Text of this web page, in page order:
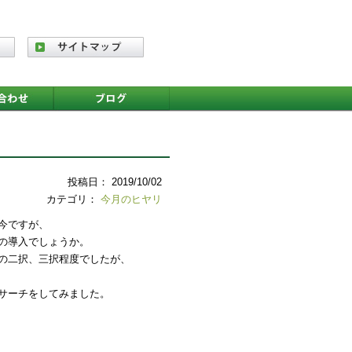
投稿日： 2019/10/02
カテゴリ： 今月のヒヤリ
ですが、
入でしょうか。
択、三択程度でしたが、
チをしてみました。